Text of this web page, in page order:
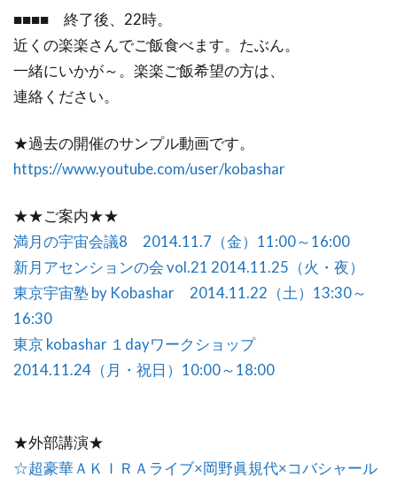
■■■■ 終了後、22時。
近くの楽楽さんでご飯食べます。たぶん。
一緒にいかが～。楽楽ご飯希望の方は、
連絡ください。
★過去の開催のサンプル動画です。
https://www.youtube.com/user/kobashar
★★ご案内★★
満月の宇宙会議8 2014.11.7（金）11:00～16:00
新月アセンションの会 vol.21 2014.11.25（火・夜）
東京宇宙塾 by Kobashar 2014.11.22（土）13:30～
16:30
東京 kobashar １dayワークショップ
2014.11.24（月・祝日）10:00～18:00
★外部講演★
☆超豪華ＡＫＩＲＡライブ×岡野眞規代×コバシャール